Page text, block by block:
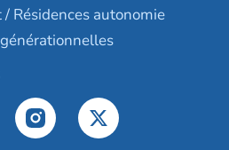
Résidences autonomie